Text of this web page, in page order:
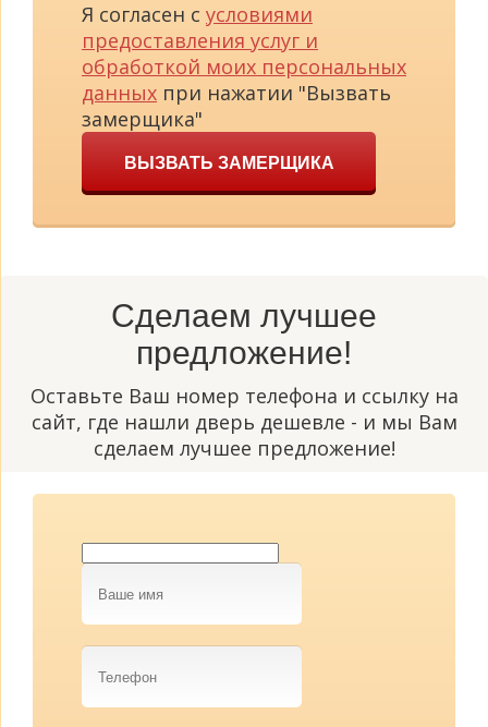
Я согласен с условиями
предоставления услуг и
обработкой моих персональных
данных при нажатии "Вызвать
замерщика"
ВЫЗВАТЬ ЗАМЕРЩИКА
Сделаем лучшее
предложение!
Оставьте Ваш номер телефона и ссылку на
сайт, где нашли дверь дешевле - и мы Вам
сделаем лучшее предложение!
Ваше
имя
Телефон